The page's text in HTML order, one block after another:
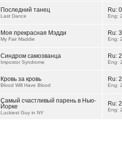
Последний танец
Last Dance
Ru:
Eng:
Моя прекрасная Мэдди
My Fair Maddie
Ru:
Eng:
Синдром самозванца
Impostor Syndrome
Ru:
Eng:
Кровь за кровь
Blood Will Have Blood
Ru:
Eng:
Самый счастливый парень в Нью-
Йорке
Luckiest Guy in NY
Ru:
Eng: